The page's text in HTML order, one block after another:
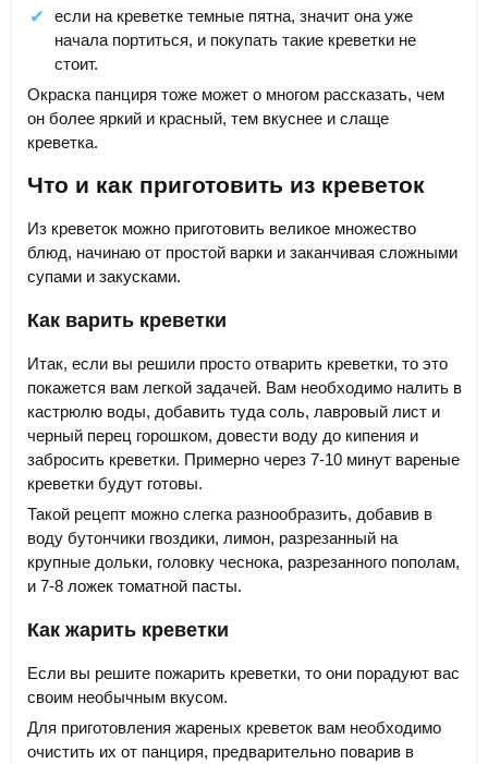
если на креветке темные пятна, значит она уже
начала портиться, и покупать такие креветки не
стоит.
Окраска панциря тоже может о многом рассказать, чем
он более яркий и красный, тем вкуснее и слаще
креветка.
Что и как приготовить из креветок
Из креветок можно приготовить великое множество
блюд, начинаю от простой варки и заканчивая сложными
супами и закусками.
Как варить креветки
Итак, если вы решили просто отварить креветки, то это
покажется вам легкой задачей. Вам необходимо налить в
кастрюлю воды, добавить туда соль, лавровый лист и
черный перец горошком, довести воду до кипения и
забросить креветки. Примерно через 7-10 минут вареные
креветки будут готовы.
Такой рецепт можно слегка разнообразить, добавив в
воду бутончики гвоздики, лимон, разрезанный на
крупные дольки, головку чеснока, разрезанного пополам,
и 7-8 ложек томатной пасты.
Как жарить креветки
Если вы решите пожарить креветки, то они порадуют вас
своим необычным вкусом.
Для приготовления жареных креветок вам необходимо
очистить их от панциря, предварительно поварив в